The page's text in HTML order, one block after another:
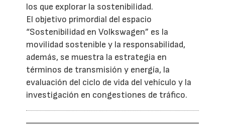
los que explorar la sostenibilidad.
El objetivo primordial del espacio
“Sostenibilidad en Volkswagen” es la
movilidad sostenible y la responsabilidad,
además, se muestra la estrategia en
términos de transmisión y energía, la
evaluación del ciclo de vida del vehículo y la
investigación en congestiones de tráfico.